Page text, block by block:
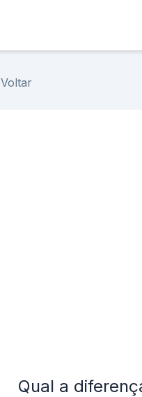
Voltar
Qual a